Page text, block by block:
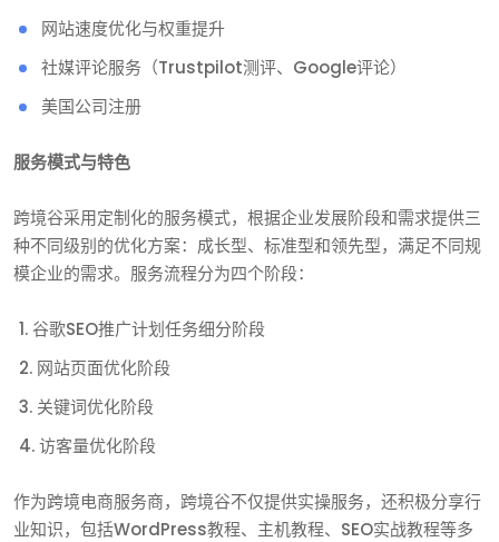
网站速度优化与权重提升
社媒评论服务（Trustpilot测评、Google评论）
美国公司注册
服务模式与特色
跨境谷采用定制化的服务模式，根据企业发展阶段和需求提供三
种不同级别的优化方案：成长型、标准型和领先型，满足不同规
模企业的需求。服务流程分为四个阶段：
谷歌SEO推广计划任务细分阶段
网站页面优化阶段
关键词优化阶段
访客量优化阶段
作为跨境电商服务商，跨境谷不仅提供实操服务，还积极分享行
业知识，包括WordPress教程、主机教程、SEO实战教程等多